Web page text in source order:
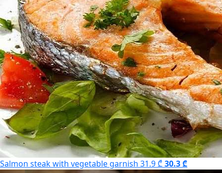
Salmon steak with vegetable garnish 31.9 ₾30.3 ₾